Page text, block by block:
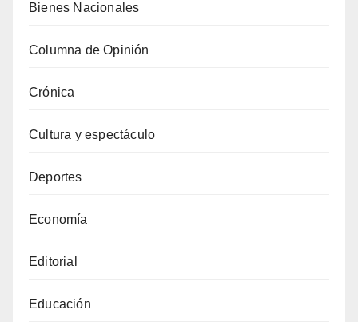
Bienes Nacionales
Columna de Opinión
Crónica
Cultura y espectáculo
Deportes
Economía
Editorial
Educación